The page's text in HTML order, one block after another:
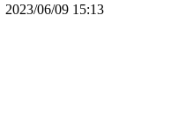
2023/06/09 15:13